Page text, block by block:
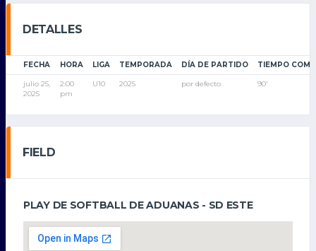
DETALLES
FECHA HORA LIGA TEMPORADA DÍA DE PARTIDO TIEMPO
julio 25,
2025
2:00
pm
U10 2025 por defecto 90'
FIELD
PLAY DE SOFTBALL DE ADUANAS - SD ESTE